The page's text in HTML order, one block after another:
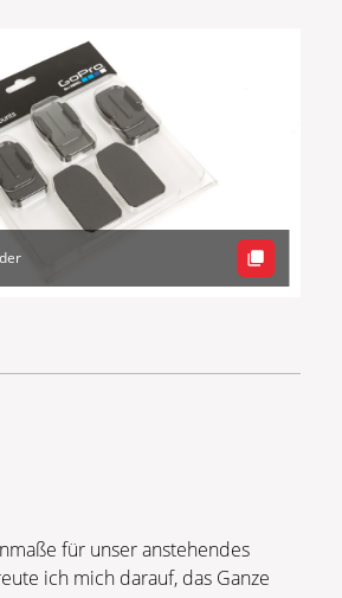
für unser anstehendes
ich mich darauf, das Ganze